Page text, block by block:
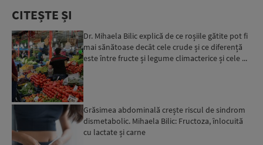
CITEȘTE ȘI
Dr. Mihaela Bilic explică de ce roșiile gătite pot fi
mai sănătoase decât cele crude și ce diferență
este între fructe și legume climacterice și cele ...
Grăsimea abdominală crește riscul de sindrom
dismetabolic. Mihaela Bilic: Fructoza, înlocuită
cu lactate și carne